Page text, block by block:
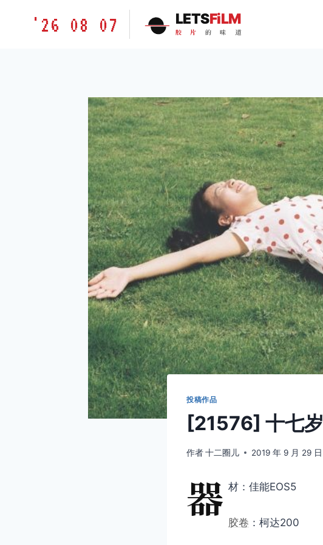
胶'26 08 07 LETSFiLM
胶 片 的 味 道
投稿作品
[21576] 十七岁
作者十二圈儿 2019 年 9 月 29 日
器 材：佳能EOS5
胶卷 ：柯达200